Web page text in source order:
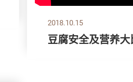
2018.10.15
豆腐安全及营养